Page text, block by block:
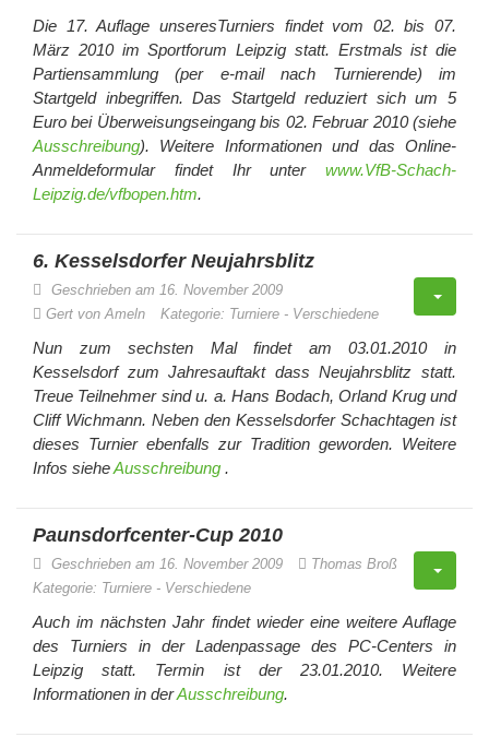
Die 17. Auflage unseresTurniers findet vom 02. bis 07.
März 2010 im Sportforum Leipzig statt. Erstmals ist die
Partiensammlung (per e-mail nach Turnierende) im
Startgeld inbegriffen. Das Startgeld reduziert sich um 5
Euro bei Überweisungseingang bis 02. Februar 2010 (siehe
Ausschreibung). Weitere Informationen und das Online-
Anmeldeformular findet Ihr unter www.VfB-Schach-
Leipzig.de/vfbopen.htm.
6. Kesselsdorfer Neujahrsblitz
Geschrieben am 16. November 2009
Gert von Ameln
Kategorie: Turniere - Verschiedene
Nun zum sechsten Mal findet am 03.01.2010 in
Kesselsdorf zum Jahresauftakt dass Neujahrsblitz statt.
Treue Teilnehmer sind u. a. Hans Bodach, Orland Krug und
Cliff Wichmann. Neben den Kesselsdorfer Schachtagen ist
dieses Turnier ebenfalls zur Tradition geworden. Weitere
Infos sieheAusschreibung .
Paunsdorfcenter-Cup 2010
Geschrieben am 16. November 2009
Thomas Broß
Kategorie: Turniere - Verschiedene
Auch im nächsten Jahr findet wieder eine weitere Auflage
des Turniers in der Ladenpassage des PC-Centers in
Leipzig statt. Termin ist der 23.01.2010. Weitere
Informationen in derAusschreibung.